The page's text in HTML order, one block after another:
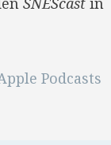
Podcasts